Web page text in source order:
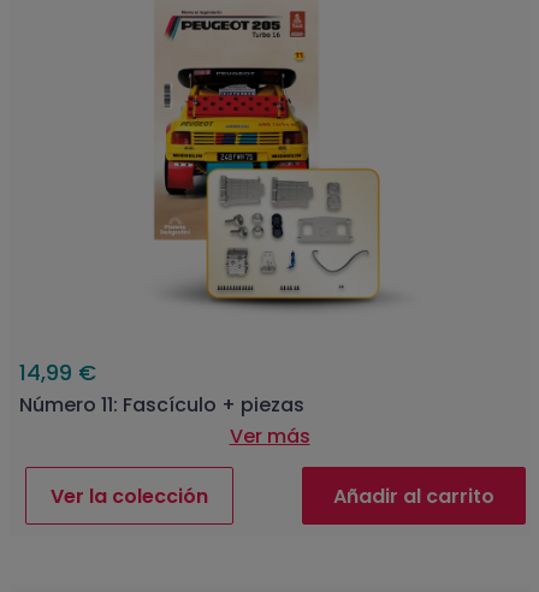
14,99 €
Número 11: Fascículo + piezas
Ver más
Ver la colección Añadir al carrito